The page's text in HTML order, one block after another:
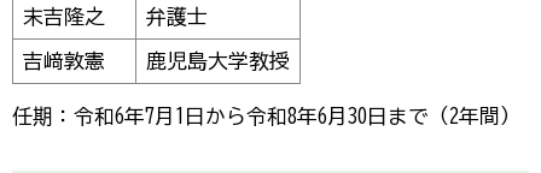
末吉隆之 弁護士
吉﨑敦憲 鹿児島大学教授
任期：令和6年7月1日から令和8年6月30日まで（2年間）